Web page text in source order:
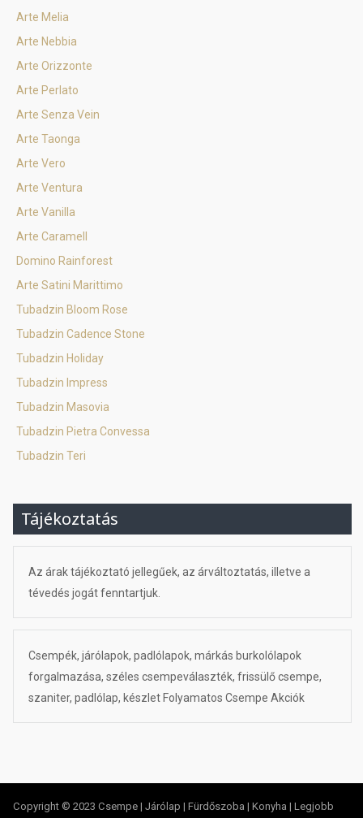
Arte Melia
Arte Nebbia
Arte Orizzonte
Arte Perlato
Arte Senza Vein
Arte Taonga
Arte Vero
Arte Ventura
Arte Vanilla
Arte Caramell
Domino Rainforest
Arte Satini Marittimo
Tubadzin Bloom Rose
Tubadzin Cadence Stone
Tubadzin Holiday
Tubadzin Impress
Tubadzin Masovia
Tubadzin Pietra Convessa
Tubadzin Teri
Tájékoztatás
Az árak tájékoztató jellegűek, az árváltoztatás, illetve a
tévedés jogát fenntartjuk.
Csempék, járólapok, padlólapok, márkás burkolólapok
forgalmazása, széles csempeválaszték, frissülő csempe,
szaniter, padlólap, készlet Folyamatos Csempe Akciók
Copyright © 2023 Csempe | Járólap | Fürdőszoba | Konyha | Legjobb